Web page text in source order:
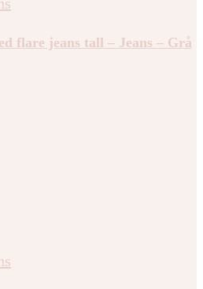
flare jeans tall – Jeans – Grå